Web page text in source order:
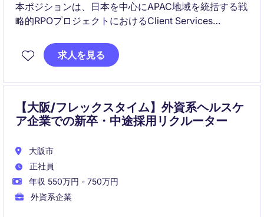
本ポジションは、日本を中心にAPAC地域を統括する戦
略的RPOプロジェクトにおけるClient Services
テークホルダー対応まで幅広くリードし、クライアン
ト成果に直接インパクトを与える役割です。
求人を見る
【大阪/フレックスタイム】外資系ヘルスケ
ア企業での新卒・中途採用リクルーター
大阪市
正社員
年収 550万円 - 750万円
外資系企業